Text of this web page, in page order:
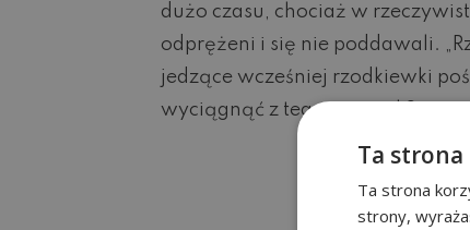
dużo czasu, chociaż w
odprężeni i się nie poddawali.
jedzące wcześniej rzodkiewki
wyciągnąć z tego wniosek?
Ta
Ta strona
strony,